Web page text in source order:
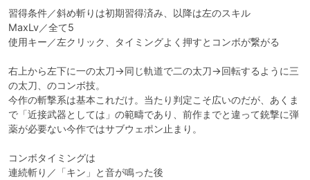
習得条件／斜め斬りは初期習得済み、以降は左のスキル
MaxLv／全て5
使用キー／左クリック、タイミングよく押すとコンボが繋がる
右上から左下に一の太刀→同じ軌道で二の太刀→回転するように三
の太刀、のコンボ技。
今作の斬撃系は基本これだけ。当たり判定こそ広いのだが、あくま
で「近接武器としては」の範疇であり、前作までと違って銃撃に弾
薬が必要ない今作ではサブウェポン止まり。
コンボタイミングは
連続斬り／「キン」と音が鳴った後